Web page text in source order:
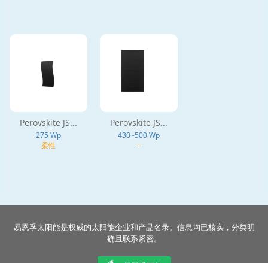
Perovskite JS...
275 Wp
柔性
Perovskite JS...
430~500 Wp
--
易恩孚太阳能是权威的太阳能企业和产品名录。信息均已核实，分类明
确且联系紧密。